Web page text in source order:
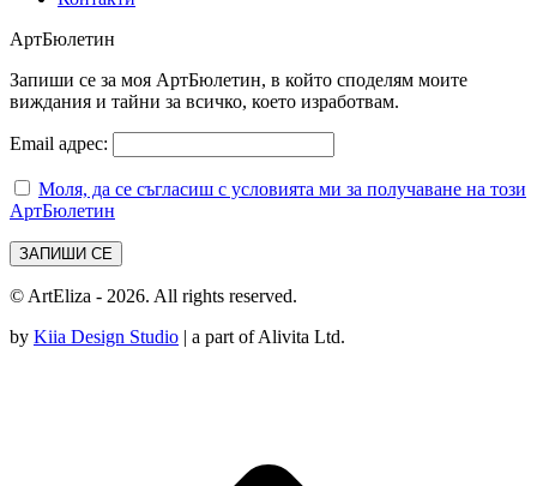
АртБюлетин
Запиши се за моя АртБюлетин, в който споделям моите
виждания и тайни за всичко, което изработвам.
Email адрес:
Моля, да се съгласиш с условията ми за получаване на този
АртБюлетин
© ArtEliza - 2026. All rights reserved.
by Kiia Design Studio | a part of Alivita Ltd.